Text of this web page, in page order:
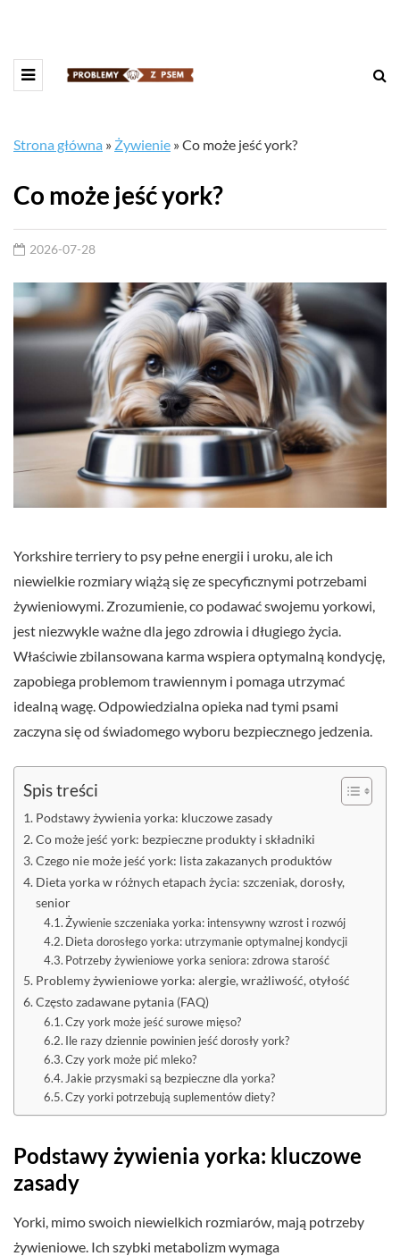
Strona główna » Żywienie »Co może jeść york?
Co może jeść york?
2026-07-28
Yorkshire terriery to psy pełne energii i uroku, ale ich
niewielkie rozmiary wiążą się ze specyficznymi potrzebami
żywieniowymi. Zrozumienie, co podawać swojemu yorkowi,
jest niezwykle ważne dla jego zdrowia i długiego życia.
Właściwie zbilansowana karma wspiera optymalną kondycję,
zapobiega problemom trawiennym i pomaga utrzymać
idealną wagę. Odpowiedzialna opieka nad tymi psami
zaczyna się od świadomego wyboru bezpiecznego jedzenia.
Spis treści
Podstawy żywienia yorka: kluczowe zasady
Co może jeść york: bezpieczne produkty i składniki
Czego nie może jeść york: lista zakazanych produktów
Dieta yorka w różnych etapach życia: szczeniak, dorosły,
senior
Żywienie szczeniaka yorka: intensywny wzrost i rozwój
Dieta dorosłego yorka: utrzymanie optymalnej kondycji
Potrzeby żywieniowe yorka seniora: zdrowa starość
Problemy żywieniowe yorka: alergie, wrażliwość, otyłość
Często zadawane pytania (FAQ)
Czy york może jeść surowe mięso?
Ile razy dziennie powinien jeść dorosły york?
Czy york może pić mleko?
Jakie przysmaki są bezpieczne dla yorka?
Czy yorki potrzebują suplementów diety?
Podstawy żywienia yorka: kluczowe
zasady
Yorki, mimo swoich niewielkich rozmiarów, mają potrzeby
żywieniowe. Ich szybki metabolizm wymaga